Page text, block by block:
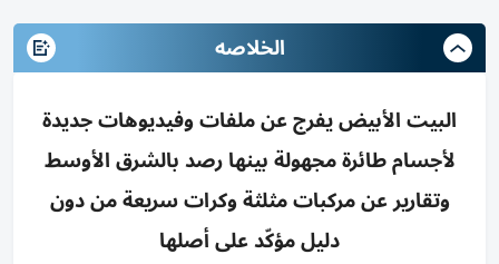
الخلاصه
البيت الأبيض يفرج عن ملفات وفيديوهات جديدة
لأجسام طائرة مجهولة بينها رصد بالشرق الأوسط
وتقارير عن مركبات مثلثة وكرات سريعة من دون
دليل مؤكّد على أصلها